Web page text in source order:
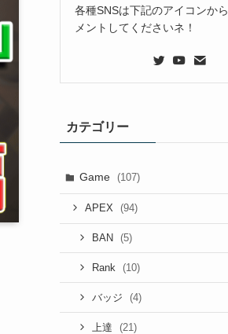
各種SNSは下記のアイコンか
メントしてくださいネ！
カテゴリー
Game (107)
APEX (94)
BAN (5)
Rank (10)
バッジ (4)
上達 (21)